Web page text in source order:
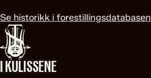
Se historikk i forestillingsdatabasen
I KULISSENE